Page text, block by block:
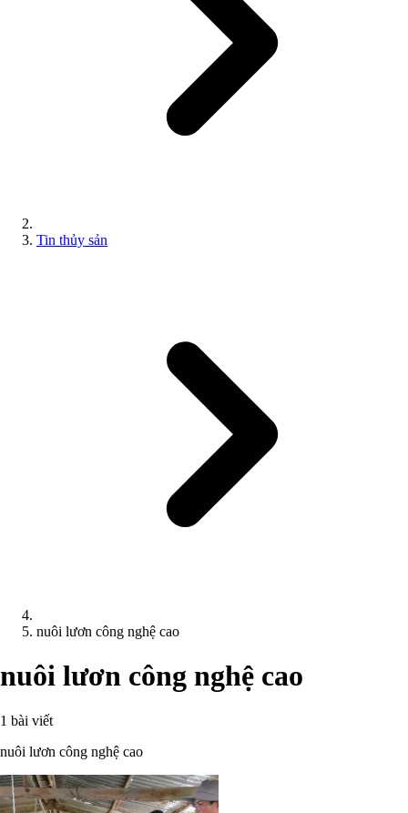
Tin thủy sản
nuôi lươn công nghệ cao
nuôi lươn công nghệ cao
1 bài viết
nuôi lươn công nghệ cao